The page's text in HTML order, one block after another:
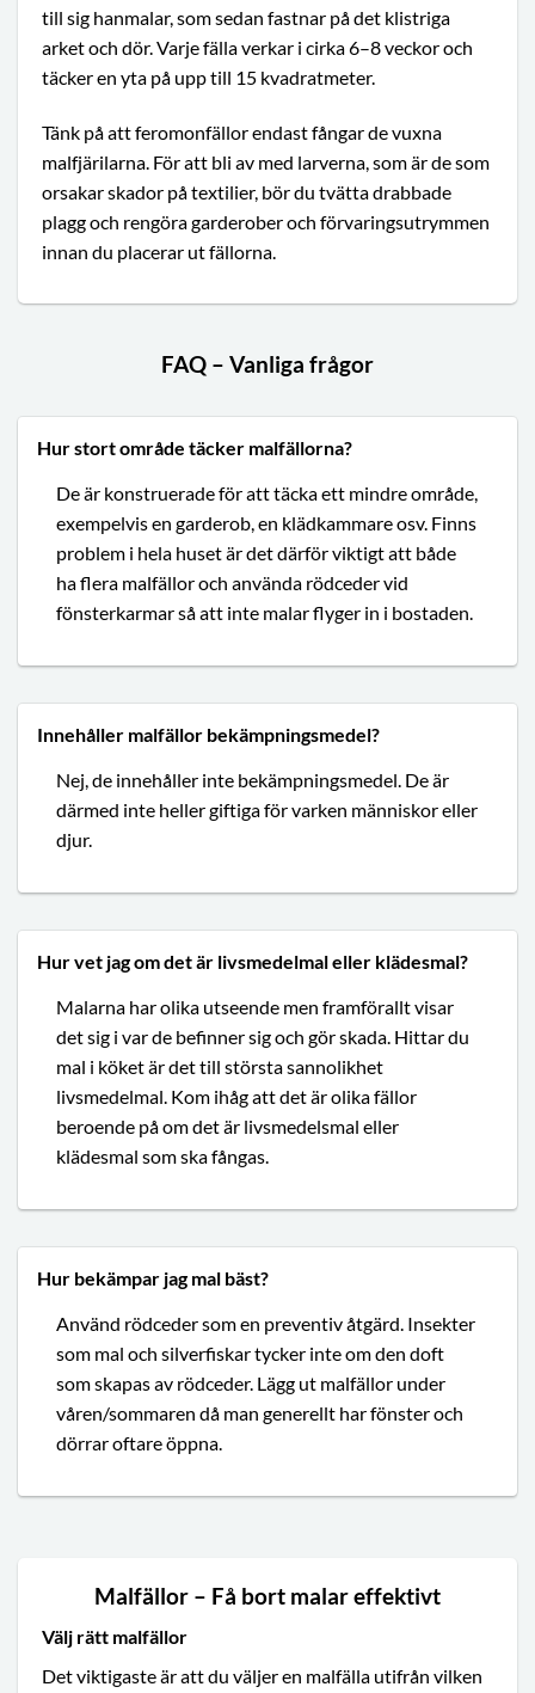
till sig hanmalar, som sedan fastnar på det klistriga
arket och dör. Varje fälla verkar i cirka 6–8 veckor och
täcker en yta på upp till 15 kvadratmeter.
Tänk på att feromonfällor endast fångar de vuxna
malfjärilarna. För att bli av med larverna, som är de som
orsakar skador på textilier, bör du tvätta drabbade
plagg och rengöra garderober och förvaringsutrymmen
innan du placerar ut fällorna.
FAQ – Vanliga frågor
Hur stort område täcker malfällorna?
De är konstruerade för att täcka ett mindre område,
exempelvis en garderob, en klädkammare osv. Finns
problem i hela huset är det därför viktigt att både
ha flera malfällor och använda rödceder vid
fönsterkarmar så att inte malar flyger in i bostaden.
Innehåller malfällor bekämpningsmedel?
Nej, de innehåller inte bekämpningsmedel. De är
därmed inte heller giftiga för varken människor eller
djur.
Hur vet jag om det är livsmedelmal eller klädesmal?
Malarna har olika utseende men framförallt visar
det sig i var de befinner sig och gör skada. Hittar du
mal i köket är det till största sannolikhet
livsmedelmal. Kom ihåg att det är olika fällor
beroende på om det är livsmedelsmal eller
klädesmal som ska fångas.
Hur bekämpar jag mal bäst?
Använd rödceder som en preventiv åtgärd. Insekter
som mal och silverfiskar tycker inte om den doft
som skapas av rödceder. Lägg ut malfällor under
våren/sommaren då man generellt har fönster och
dörrar oftare öppna.
Malfällor – Få bort malar effektivt
Välj rätt malfällor
Det viktigaste är att du väljer en malfälla utifrån vilken